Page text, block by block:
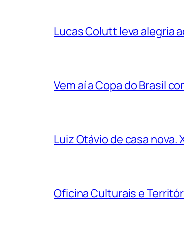
Lucas Colutt leva alegria
Vem aí a Copa do Brasil
Luiz Otávio de casa nova.
Oficina Culturais e